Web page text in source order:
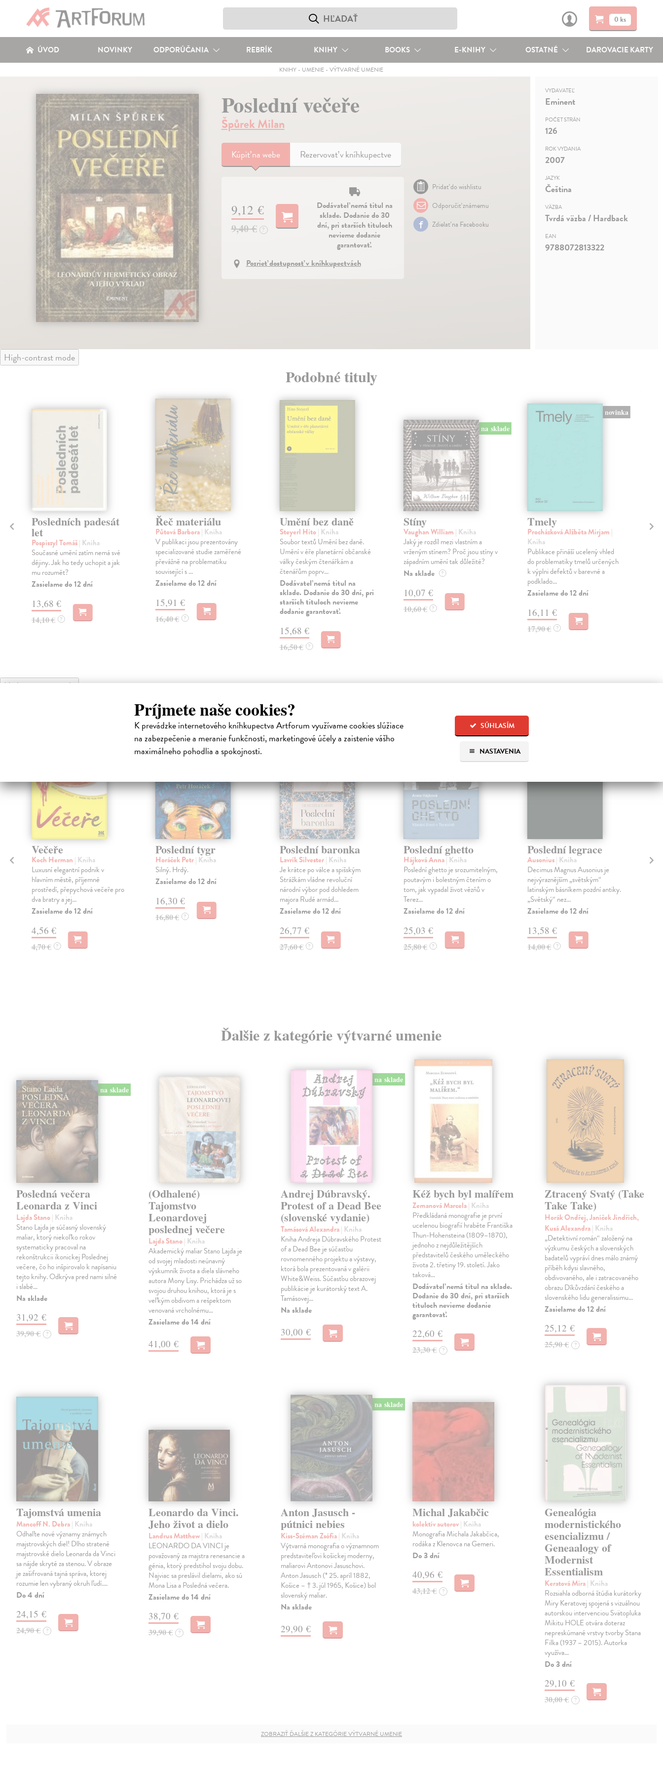
Príjmete naše cookies?
K prevádzke internetového kníhkupectva Artforum využívame cookies slúžiace
na zabezpečenie a meranie funkčnosti, marketingové účely a zaistenie vášho
maximálneho pohodlia a spokojnosti.
SÚHLASÍM
NASTAVENIA
0 ks
ÚVOD NOVINKY ODPORÚČANIA REBRÍK KNIHY BOOKS E-KNIHY OSTATNÉ DAROVACIE KARTY
KNIHY - UMENIE -VÝTVARNÉ UMENIE
Poslední večeře
Špůrek Milan
Kúpiťna webe Rezervovať v kníhkupectve
9,12 €
9,40 € ?
Dodávateľ nemá titul na
sklade. Dodanie do 30
dní, pri starších tituloch
nevieme dodanie
garantovať.
Pozrieť dostupnosť v kníhkupectvách
Pridať do wishlistu
Odporučiť známemu
Zdielať na Facebooku
VYDAVATEĽ
Eminent
POČET STRÁN
126
ROK VYDANIA
2007
JAZYK
Čeština
VÄZBA
Tvrdá väzba / Hardback
EAN
9788072813322
High-contrast mode
Podobné tituly
Posledních padesát
let
Pospiszyl Tomáš| Kniha
Současné umění zatím nemá své
dějiny. Jak ho tedy uchopit a jak
mu rozumět?
Zasielame do 12 dní
13,68 €
14,10 € ?
Řeč materiálu
Půtová Barbora| Kniha
V publikaci jsou prezentovány
specializované studie zaměřené
převážně na problematiku
související s ...
Zasielame do 12 dní
15,91 €
16,40 € ?
Umění bez daně
Steyerl Hito| Kniha
Soubor textů Umění bez daně.
Umění v éře planetární občanské
války českým čtenářkám a
čtenářům poprv...
Dodávateľ nemá titul na
sklade. Dodanie do 30 dní, pri
starších tituloch nevieme
dodanie garantovať.
15,68 €
16,50 € ?
na sklade
Stíny
Vaughan William | Kniha
Jaký je rozdíl mezi vlastním a
vrženým stínem? Proč jsou stíny v
západním umění tak důležité?
Na sklade ?
10,07 €
10,60 € ?
novinka
Tmely
Procházková Alžběta Mirjam |
Kniha
Publikace přináší ucelený vhled
do problematiky tmelů určených
k výplni defektů v barevné a
podklado...
Zasielame do 12 dní
16,11 €
17,90 € ?
High-contrast mode
Čitatelia s podobným vkusom si kúpili aj:
Večeře
Koch Herman | Kniha
Luxusní elegantní podnik v
hlavním městě, příjemné
prostředí, přepychová večeře pro
dva bratry a jej...
Zasielame do 12 dní
4,56 €
4,70 € ?
Poslední tygr
Horáček Petr| Kniha
Silný. Hrdý.
Zasielame do 12 dní
16,30 €
16,80 € ?
Poslední baronka
Lavrík Silvester| Kniha
Je krátce po válce a spišským
Strážkám vládne revoluční
národní výbor pod dohledem
majora Rudé armád...
Zasielame do 12 dní
26,77 €
27,60 € ?
Poslední ghetto
Hájková Anna| Kniha
Poslední ghetto je srozumitelným,
poutavým i bolestným čtením o
tom, jak vypadal život vězňů v
Terez...
Zasielame do 12 dní
25,03 €
25,80 € ?
Poslední legrace
Ausonius| Kniha
Decimus Magnus Ausonius je
nejvýraznějším „světským“
latinským básníkem pozdní antiky.
„Světský“ nez...
Zasielame do 12 dní
13,58 €
14,00 € ?
Ďalšie z kategórie výtvarné umenie
na sklade
Posledná večera
Leonarda z Vinci
Lajda Stano| Kniha
Stano Lajda je súčasný slovenský
maliar, ktorý niekoľko rokov
systematicky pracoval na
rekonštrukcii ikonickej Poslednej
večere, čo ho inšpirovalo k napísaniu
tejto knihy. Odkrýva pred nami silné
i slabé…
Na sklade
31,92 €
39,90 € ?
(Odhalené)
Tajomstvo
Leonardovej
poslednej večere
Lajda Stano| Kniha
Akademický maliar Stano Lajda je
od svojej mladosti neúnavný
výskumník života a diela slávneho
autora Mony Lisy. Prichádza už so
svojou druhou knihou, ktorá je s
veľkým obdivom a rešpektom
venovaná vrcholnému…
Zasielame do 14 dní
41,00 €
na sklade
Andrej Dúbravský.
Protest of a Dead Bee
(slovenské vydanie)
Tamásová Alexandra| Kniha
Kniha Andreja Dúbravského Protest
of a Dead Bee je súčasťou
rovnomenného projektu a výstavy,
ktorá bola prezentovaná v galérii
White&Weiss. Súčasťou obrazovej
publikácie je kurátorský text A.
Tamásovej…
Na sklade
30,00 €
Kéž bych byl malířem
Zemanová Marcela| Kniha
Předkládaná monografie je první
ucelenou biografií hraběte Františka
Thun-Hohensteina (1809–1870),
jednoho z nejdůležitějších
představitelů českého uměleckého
života 2. třetiny 19. století. Jako
taková…
Dodávateľ nemá titul na sklade.
Dodanie do 30 dní, pri starších
tituloch nevieme dodanie
garantovať.
22,60 €
23,30 € ?
Ztracený Svatý (Take
Take Take)
Horák Ondřej, Janíček Jindřich,
Kusá Alexandra| Kniha
„Detektivní román“ založený na
výzkumu českých a slovenských
badatelů vypráví dnes málo známý
příběh kdysi slavného,
obdivovaného, ale i zatracovaného
obrazu Díkůvzdání českého a
slovenského lidu generalissimu…
Zasielame do 12 dní
25,12 €
25,90 € ?
Tajomstvá umenia
Mancoff N. Debra| Kniha
Odhaľte nové významy známych
majstrovských diel! Dlho stratené
majstrovské dielo Leonarda da Vinci
sa nájde skryté za stenou. V obraze
je zašifrovaná tajná správa, ktorej
rozumie len vybraný okruh ľudí.…
Do 4 dní
24,15 €
24,90 € ?
Leonardo da Vinci.
Jeho život a dielo
Landrus Matthew| Kniha
LEONARDO DA VINCI je
považovaný za majstra renesancie a
génia, ktorý predstihol svoju dobu.
Najviac sa preslávil dielami, ako sú
Mona Lisa a Posledná večera.
Zasielame do 14 dní
38,70 €
39,90 € ?
na sklade
Anton Jasusch -
pútnici nebies
Kiss-Széman Zsófia| Kniha
Výtvarná monografia o významnom
predstaviteľovi košickej moderny,
maliarovi Antonovi Jasuschovi.
Anton Jasusch (* 25. apríl 1882,
Košice – † 3. júl 1965, Košice) bol
slovenský maliar.
Na sklade
29,90 €
Michal Jakabčic
kolektív autorov| Kniha
Monografia Michala Jakabčica,
rodáka z Klenovca na Gemeri.
Do 3 dní
40,96 €
43,12 € ?
Genealógia
modernistického
esencializmu /
Geneaalogy of
Modernist
Essentialism
Keratová Mira| Kniha
Rozsiahla odborná štúdia kurátorky
Miry Keratovej spojená s vizuálnou
autorskou intervenciou Svätopluka
Mikitu HOLE otvára doteraz
nepreskúmané vrstvy tvorby Stana
Filka (1937 – 2015). Autorka
využíva…
Do 3 dní
29,10 €
30,00 € ?
ZOBRAZIŤ ĎALŠIE Z KATEGÓRIE VÝTVARNÉ UMENIE